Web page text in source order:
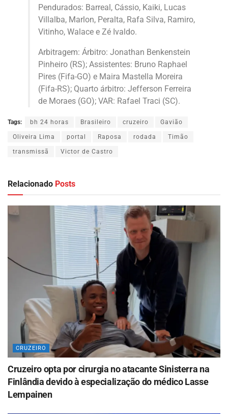
Pendurados: Barreal, Cássio, Kaiki, Lucas
Villalba, Marlon, Peralta, Rafa Silva, Ramiro,
Vitinho, Walace e Zé Ivaldo.
Arbitragem: Árbitro: Jonathan Benkenstein
Pinheiro (RS); Assistentes: Bruno Raphael
Pires (Fifa-GO) e Maira Mastella Moreira
(Fifa-RS); Quarto árbitro: Jefferson Ferreira
de Moraes (GO); VAR: Rafael Traci (SC).
Tags: bh 24 horas Brasileiro cruzeiro Gavião
Oliveira Lima portal Raposa rodada Timão
transmissã Victor de Castro
Relacionado Posts
CRUZEIRO
Cruzeiro opta por cirurgia no atacante Sinisterra na
Finlândia devido à especialização do médico Lasse
Lempainen